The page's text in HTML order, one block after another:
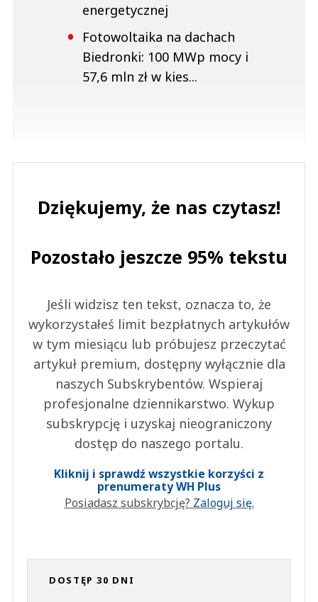
energetycznej
Fotowoltaika na dachach
Biedronki: 100 MWp mocy i
57,6 mln zł w kies...
Dziękujemy, że nas czytasz!
Pozostało jeszcze 95% tekstu
Jeśli widzisz ten tekst, oznacza to, że
wykorzystałeś limit bezpłatnych artykułów
w tym miesiącu lub próbujesz przeczytać
artykuł premium, dostępny wyłącznie dla
naszych Subskrybentów. Wspieraj
profesjonalne dziennikarstwo. Wykup
subskrypcję i uzyskaj nieograniczony
dostęp do naszego portalu.
Kliknij i sprawdź wszystkie korzyści z
prenumeraty WH Plus
Posiadasz subskrybcję? Zaloguj się.
DOSTĘP 30 DNI